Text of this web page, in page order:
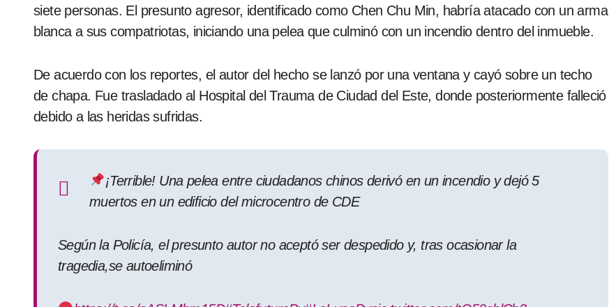
siete personas. El presunto agresor, identificado como Chen Chu Min, habría atacado con un arma
blanca a sus compatriotas, iniciando una pelea que culminó con un incendio dentro del inmueble.
De acuerdo con los reportes, el autor del hecho se lanzó por una ventana y cayó sobre un techo
de chapa. Fue trasladado al Hospital del Trauma de Ciudad del Este, donde posteriormente falleció
debido a las heridas sufridas.
¡Terrible! Una pelea entre ciudadanos chinos derivó en un incendio y dejó 5
muertos en un edificio del microcentro de CDE
Según la Policía, el presunto autor no aceptó ser despedido y, tras ocasionar la
tragedia,se autoeliminó